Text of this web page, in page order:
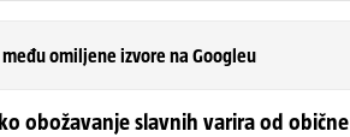
omiljene izvore na Googleu
obožavanje slavnih varira od obične